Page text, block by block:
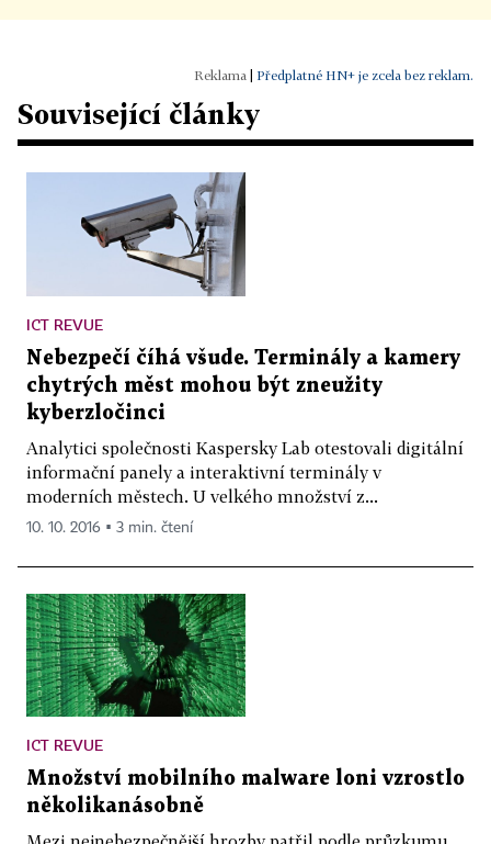
Předplatné HN+ je zcela bez reklam.
Související články
ICT REVUE
Nebezpečí číhá všude. Terminály a kamery
chytrých měst mohou být zneužity
kyberzločinci
Analytici společnosti Kaspersky Lab otestovali digitální
informační panely a interaktivní terminály v
moderních městech. U velkého množství z...
10. 10. 2016 ▪ 3 min. čtení
ICT REVUE
Množství mobilního malware loni vzrostlo
několikanásobně